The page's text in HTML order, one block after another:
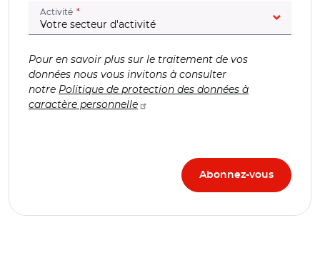
Activité (champ obligatoire)
Pour en savoir plus sur le traitement de vos
données nous vous invitons à consulter
notre Politique de protection des données à
caractère personnelle